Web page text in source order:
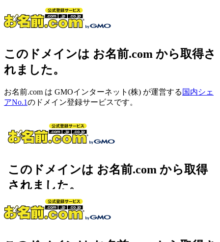
このドメインは お名前.com から取得さ
れました。
お名前.com は GMOインターネット(株) が運営する 国内シェ
アNo.1のドメイン登録サービスです。